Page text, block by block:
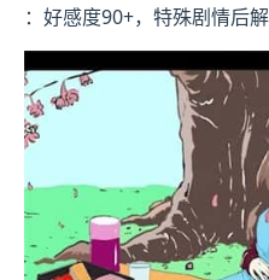
：好感度90+，特殊剧情后